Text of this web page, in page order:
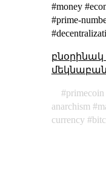
#money
#prime-
բնօրինակ
primecoin
anarchism
currency